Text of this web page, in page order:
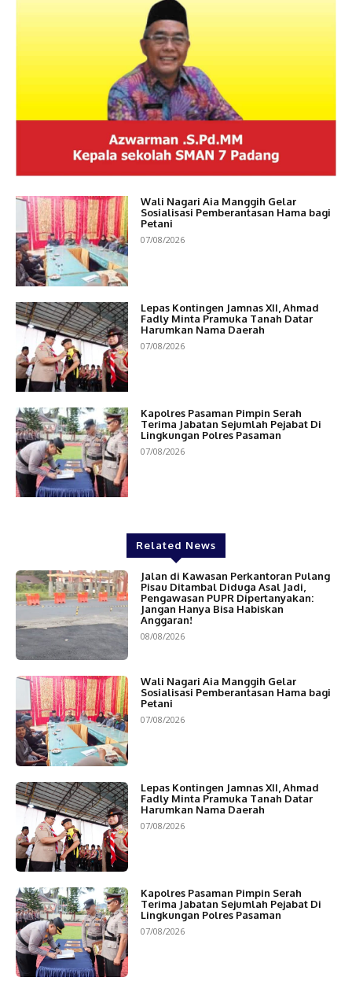
Wali Nagari Aia Manggih Gelar
Sosialisasi Pemberantasan Hama bagi
Petani
07/08/2026
Lepas Kontingen Jamnas XII, Ahmad
Fadly Minta Pramuka Tanah Datar
Harumkan Nama Daerah
07/08/2026
Kapolres Pasaman Pimpin Serah
Terima Jabatan Sejumlah Pejabat Di
Lingkungan Polres Pasaman
07/08/2026
Related News
Jalan di Kawasan Perkantoran Pulang
Pisau Ditambal Diduga Asal Jadi,
Pengawasan PUPR Dipertanyakan:
Jangan Hanya Bisa Habiskan
Anggaran!
08/08/2026
Wali Nagari Aia Manggih Gelar
Sosialisasi Pemberantasan Hama bagi
Petani
07/08/2026
Lepas Kontingen Jamnas XII, Ahmad
Fadly Minta Pramuka Tanah Datar
Harumkan Nama Daerah
07/08/2026
Kapolres Pasaman Pimpin Serah
Terima Jabatan Sejumlah Pejabat Di
Lingkungan Polres Pasaman
07/08/2026